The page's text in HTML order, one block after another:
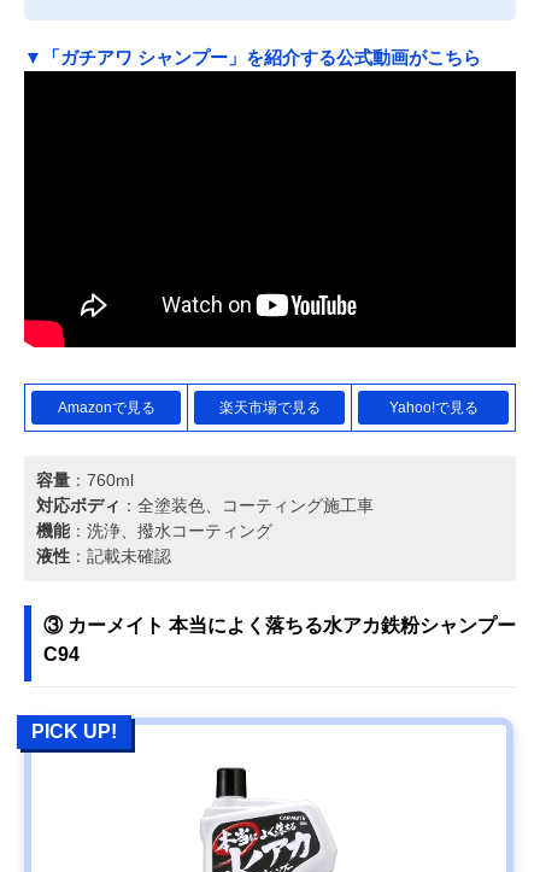
▼「ガチアワ シャンプー」を紹介する公式動画がこちら
Amazonで見る 楽天市場で見る Yahoo!で見る
容量 ：760ml
対応ボディ ：全塗装色、コーティング施工車
機能：洗浄、撥水コーティング
液性 ：記載未確認
③ カーメイト 本当によく落ちる水アカ鉄粉シャンプー
C94
PICK UP!